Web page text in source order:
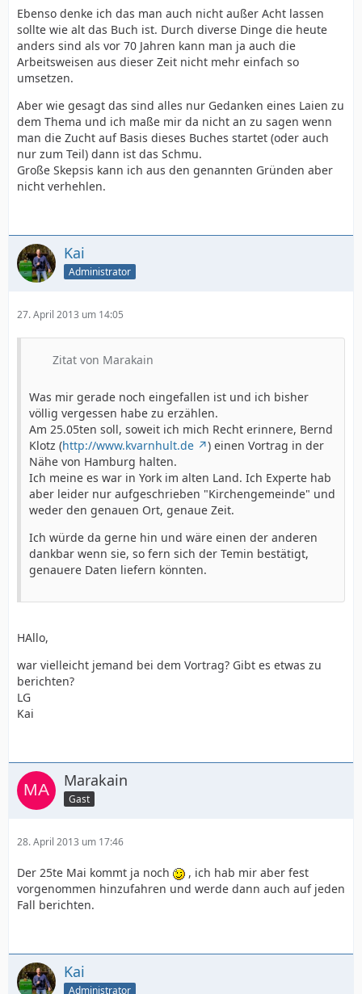
Ebenso denke ich das man auch nicht außer Acht lassen
sollte wie alt das Buch ist. Durch diverse Dinge die heute
anders sind als vor 70 Jahren kann man ja auch die
Arbeitsweisen aus dieser Zeit nicht mehr einfach so
umsetzen.
Aber wie gesagt das sind alles nur Gedanken eines Laien zu
dem Thema und ich maße mir da nicht an zu sagen wenn
man die Zucht auf Basis dieses Buches startet (oder auch
nur zum Teil) dann ist das Schmu.
Große Skepsis kann ich aus den genannten Gründen aber
nicht verhehlen.
Kai
Administrator
27. April 2013 um 14:05
Zitat von Marakain
Was mir gerade noch eingefallen ist und ich bisher
völlig vergessen habe zu erzählen.
Am 25.05ten soll, soweit ich mich Recht erinnere, Bernd
Klotz (http://www.kvarnhult.de
) einen Vortrag in der
Nähe von Hamburg halten.
Ich meine es war in York im alten Land. Ich Experte hab
aber leider nur aufgeschrieben "Kirchengemeinde" und
weder den genauen Ort, genaue Zeit.
Ich würde da gerne hin und wäre einen der anderen
dankbar wenn sie, so fern sich der Temin bestätigt,
genauere Daten liefern könnten.
HAllo,
war vielleicht jemand bei dem Vortrag? Gibt es etwas zu
berichten?
LG
Kai
Marakain
Gast
28. April 2013 um 17:46
Der 25te Mai kommt ja noch
, ich hab mir aber fest
vorgenommen hinzufahren und werde dann auch auf jeden
Fall berichten.
Kai
Administrator